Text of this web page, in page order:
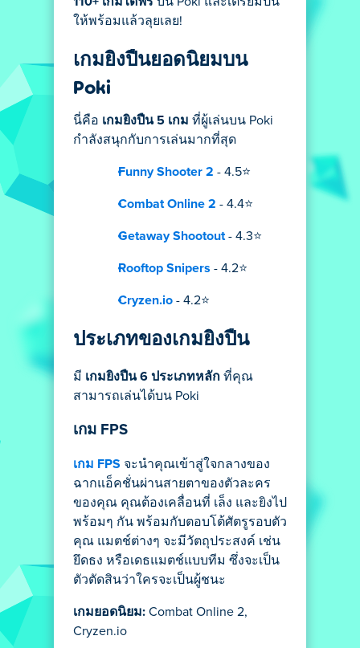
ให้พร้อมแล้วลุยเลย!
เกมยิงปืนยอดนิยมบน
Poki
นี่คือ เกมยิงปืน 5 เกม ที่ผู้เล่นบน Poki
กำลังสนุกกับการเล่นมากที่สุด
Funny Shooter 2 - 4.5⭐
Combat Online 2 - 4.4⭐
Getaway Shootout - 4.3⭐
Rooftop Snipers - 4.2⭐
Cryzen.io - 4.2⭐
ประเภทของเกมยิงปืน
มี เกมยิงปืน 6 ประเภทหลัก ที่คุณ
สามารถเล่นได้บน Poki
เกม FPS
เกม FPS จะนำคุณเข้าสู่ใจกลางของ
ฉากแอ็คชั่นผ่านสายตาของตัวละคร
ของคุณ คุณต้องเคลื่อนที่ เล็ง และยิงไป
พร้อมๆ กัน พร้อมกับตอบโต้ศัตรูรอบตัว
คุณ แมตช์ต่างๆ จะมีวัตถุประสงค์ เช่น
ยึดธง หรือเดธแมตช์แบบทีม ซึ่งจะเป็น
ตัวตัดสินว่าใครจะเป็นผู้ชนะ
เกมยอดนิยม: Combat Online 2,
Cryzen.io